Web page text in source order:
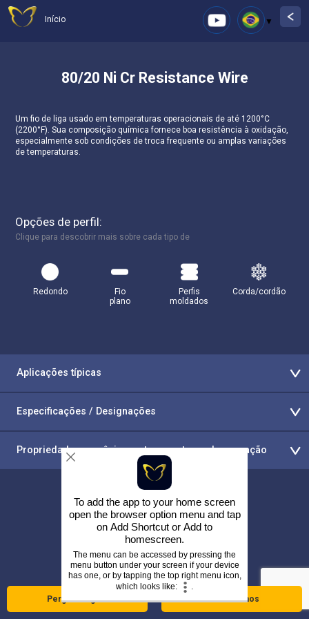
Início
80/20 Ni Cr Resistance Wire
Um fio de liga usado em temperaturas operacionais de até 1200°C
(2200°F). Sua composição química fornece boa resistência à oxidação,
especialmente sob condições de troca frequente ou amplas variações
de temperaturas.
Opções de perfil:
Clique para descobrir mais sobre cada tipo de
Redondo
Fio
plano
Perfis
moldados
Corda/cordão
Aplicações típicas
Especificações / Designações
Propriedades mecânicas e temperaturas de operação
Pergunte agora Telefone-nos
Retornar ao site da Alloy Wire
To add the app to your home screen
open the browser option menu and tap
on Add Shortcut or Add to
homescreen.
The menu can be accessed by pressing the
menu button under your screen if your device
has one, or by tapping the top right menu icon,
which looks like: